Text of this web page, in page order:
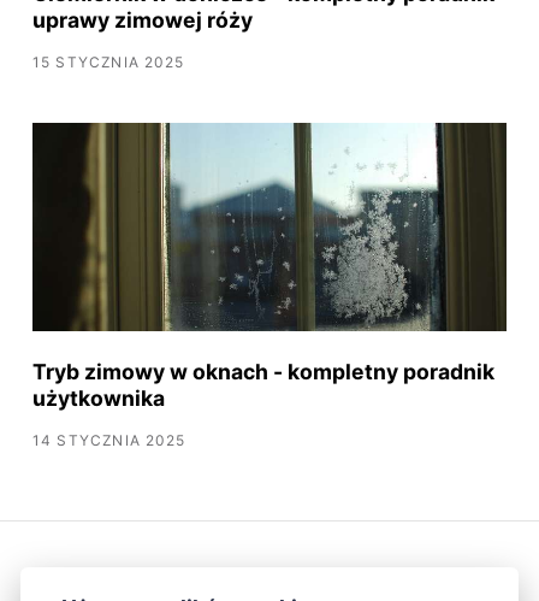
uprawy zimowej róży
15 STYCZNIA 2025
Tryb zimowy w oknach - kompletny poradnik
użytkownika
14 STYCZNIA 2025